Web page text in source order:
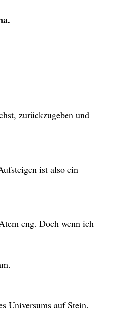
zurückzugeben und
ist also ein
eng. Doch wenn ich
Universums auf Stein.